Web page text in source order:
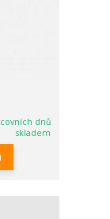
dnů
skladem